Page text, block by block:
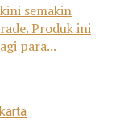
semakin
Produk ini
para...